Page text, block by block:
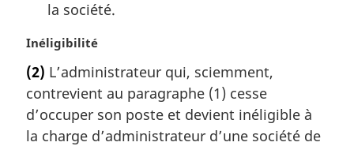
la société.
N
t
e
m
a
Inéligibilité
(2) L’administrateur qui, sciemment,
contrevient au paragraphe (1) cesse
d’occuper son poste et devient inéligible à
la charge d’administrateur d’une société de